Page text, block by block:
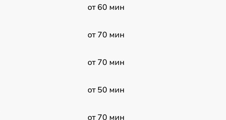
от 60 мин
от 70 мин
от 70 мин
от 50 мин
от 70 мин